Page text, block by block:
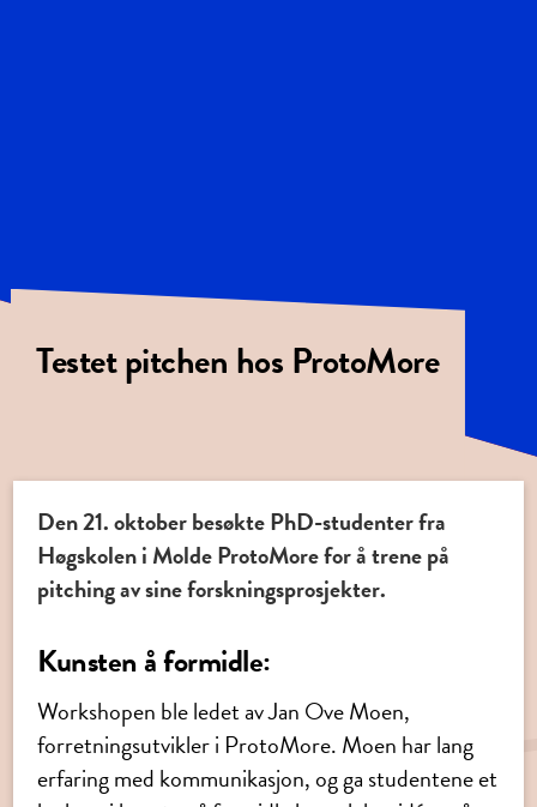
Testet pitchen hos ProtoMore
Den 21. oktober besøkte PhD-studenter fra
Høgskolen i Molde ProtoMore for å trene på
pitching av sine forskningsprosjekter.
Kunsten å formidle:
Workshopen ble ledet av Jan Ove Moen,
forretningsutvikler i ProtoMore. Moen har lang
erfaring med kommunikasjon, og ga studentene et